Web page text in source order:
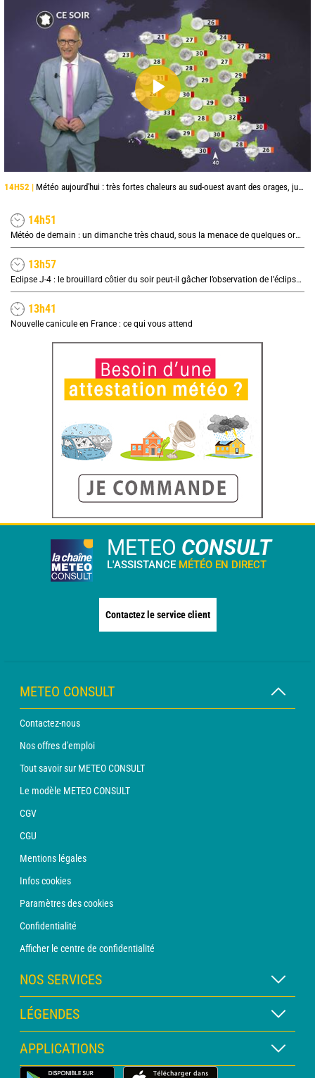
14H52 | Météo aujourd'hui : très fortes chaleurs au sud-ouest avant des orages, jusqu'à 39°C
14h51
Météo de demain : un dimanche très chaud, sous la menace de quelques orages
13h57
Eclipse J-4 : le brouillard côtier du soir peut-il gâcher l’observation de l’éclipse à la plage ?
13h41
Nouvelle canicule en France : ce qui vous attend
METEO CONSULT
L'ASSISTANCE MÉTÉO EN DIRECT
Contactez le service client
METEO CONSULT
Contactez-nous
Nos offres d'emploi
Tout savoir sur METEO CONSULT
Le modèle METEO CONSULT
CGV
CGU
Mentions légales
Infos cookies
Paramètres des cookies
Confidentialité
Afficher le centre de confidentialité
NOS SERVICES
Abonnement METEO Xpert
Abonnement METEO PRO
Consultation avec un prévisionniste
LÉGENDES
Légende des cartes
Légende des pictogrammes
APPLICATIONS